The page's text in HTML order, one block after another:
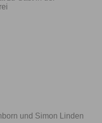
und Simon Linden